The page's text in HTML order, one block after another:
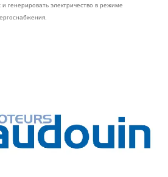
и генерировать электричество в режиме